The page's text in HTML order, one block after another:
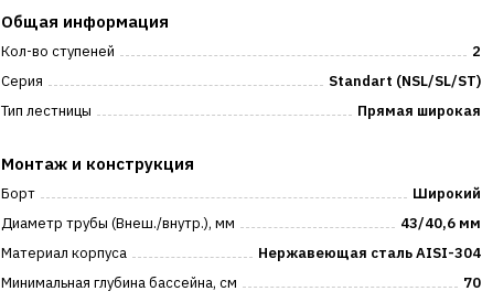
Общая информация
Кол-во ступеней
2
Серия
Standart (NSL/SL/ST)
Тип лестницы
Прямая широкая
Монтаж и конструкция
Борт
Широкий
Диаметр трубы (Внеш./внутр.), мм
43/40,6 мм
Материал корпуса
Нержавеющая сталь AISI-304
Минимальная глубина бассейна, см
70